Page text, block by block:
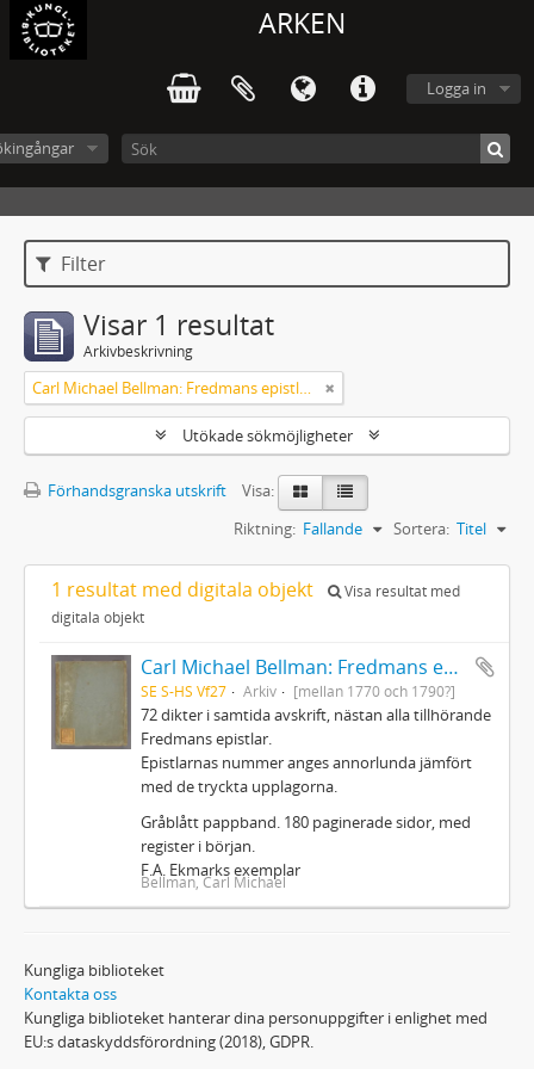
ARKEN
Logga in
Filter
Visar 1 resultat
Arkivbeskrivning
Carl Michael Bellman: Fredmans epistlar m.m.
Utökade sökmöjligheter
Förhandsgranska utskrift
Visa:
Sortera: Titel
Riktning: Fallande
1 resultat med digitala objekt
Visa resultat med
digitala objekt
Carl Michael Bellman: Fredmans epistlar m.m.
SE S-HS Vf27 Arkiv [mellan 1770 och 1790?]
72 dikter i samtida avskrift, nästan alla tillhörande
Fredmans epistlar.
Epistlarnas nummer anges annorlunda jämfört
med de tryckta upplagorna.
Gråblått pappband. 180 paginerade sidor, med
register i början.
F.A. Ekmarks exemplar
Bellman, Carl Michael
Kungliga biblioteket
Kontakta oss
Kungliga biblioteket hanterar dina personuppgifter i enlighet med
EU:s dataskyddsförordning (2018), GDPR.